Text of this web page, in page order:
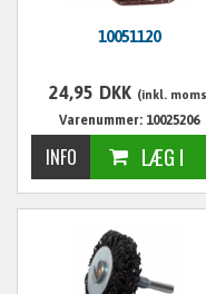
10051120
24,95 DKK (inkl.
Varenummer: 10025206